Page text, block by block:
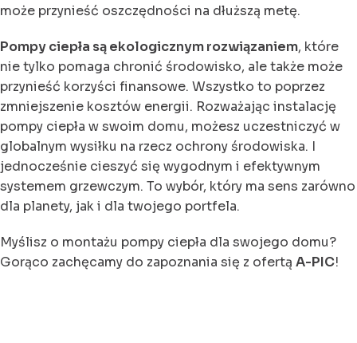
może przynieść oszczędności na dłuższą metę.
Pompy ciepła są ekologicznym rozwiązaniem, które
nie tylko pomaga chronić środowisko, ale także może
przynieść korzyści finansowe. Wszystko to poprzez
zmniejszenie kosztów energii. Rozważając instalację
pompy ciepła w swoim domu, możesz uczestniczyć w
globalnym wysiłku na rzecz ochrony środowiska. I
jednocześnie cieszyć się wygodnym i efektywnym
systemem grzewczym. To wybór, który ma sens zarówno
dla planety, jak i dla twojego portfela.
Myślisz o montażu pompy ciepła dla swojego domu?
Gorąco zachęcamy do zapoznania się z ofertą A-PIC!